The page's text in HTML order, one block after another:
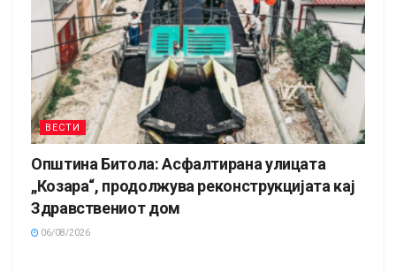
ВЕСТИ
Општина Битола: Асфалтирана улицата
„Козара“, продолжува реконструкцијата кај
Здравствениот дом
06/08/2026